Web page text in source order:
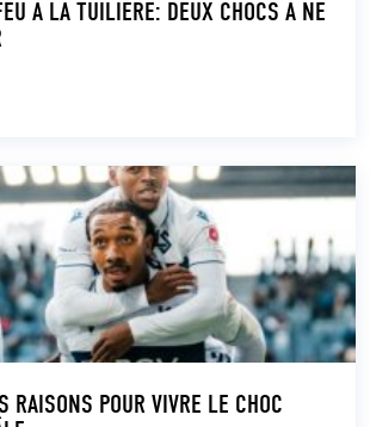
À LA TUILIÈRE: DEUX CHOCS À NE
RAISONS POUR VIVRE LE CHOC